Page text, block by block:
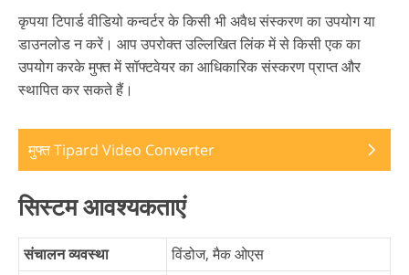
कृपया टिपार्ड वीडियो कन्वर्टर के किसी भी अवैध संस्करण का उपयोग या
डाउनलोड न करें। आप उपरोक्त उल्लिखित लिंक में से किसी एक का
उपयोग करके मुफ्त में सॉफ्टवेयर का आधिकारिक संस्करण प्राप्त और
स्थापित कर सकते हैं।
मुफ्त Tipard Video Converter
सिस्टम आवश्यकताएं
संचालन व्यवस्था
विंडोज, मैक ओएस